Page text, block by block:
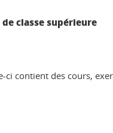
classe supérieure
ci contient des cours,